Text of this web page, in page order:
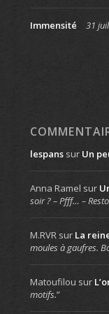
Immensité 31
lespanssur Un
Anna Ramel sur
soir ? – Pfff… –
M.RVRsur La
moules à gaufres.
Matoufilou sur
motifs.”